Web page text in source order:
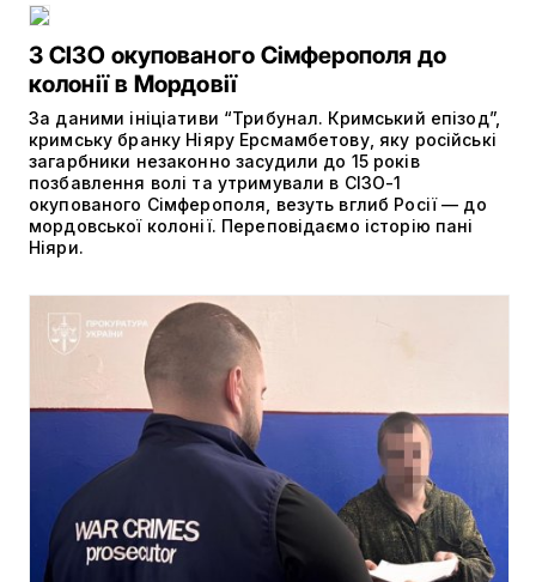
З СІЗО окупованого Сімферополя до
колонії в Мордовії
За даними ініціативи “Трибунал. Кримський епізод”,
кримську бранку Ніяру Ерсмамбетову, яку російські
загарбники незаконно засудили до 15 років
позбавлення волі та утримували в СІЗО-1
окупованого Сімферополя, везуть вглиб Росії — до
мордовської колонії. Переповідаємо історію пані
Ніяри.